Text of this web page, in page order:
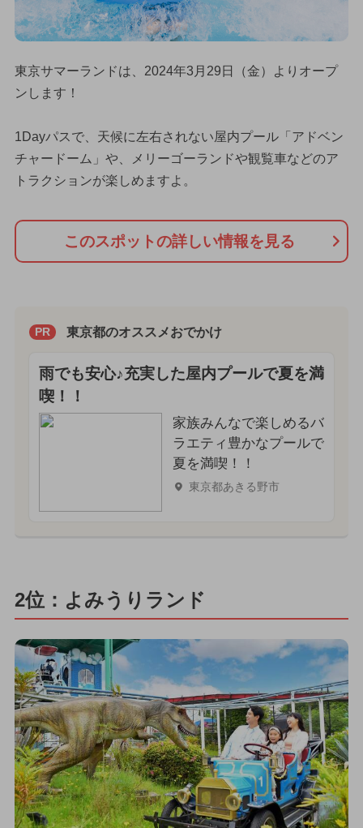
東京サマーランドは、2024年3月29日（金）よりオープ
ンします！
1Dayパスで、天候に左右されない屋内プール「アドベン
チャードーム」や、メリーゴーランドや観覧車などのア
トラクションが楽しめますよ。
このスポットの詳しい情報を見る
PR 東京都のオススメおでかけ
雨でも安心♪充実した屋内プールで夏を満
喫！！
家族みんなで楽しめるバ
ラエティ豊かなプールで
夏を満喫！！
東京都あきる野市
2位：よみうりランド